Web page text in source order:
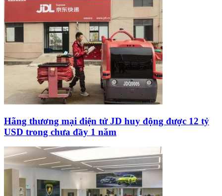
Hãng thương mại điện tử JD huy động được 12 tỷ
USD trong chưa đầy 1 năm